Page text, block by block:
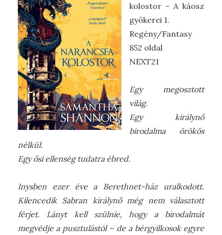
kolostor - A káosz
gyökerei 1.
Regény/Fantasy
852 oldal
NEXT21
Egy megosztott
világ.
Egy királynő
birodalma örökös
nélkül.
Egy ősi ellenség tudatra ébred.
Inysben ezer éve a Berethnet-ház uralkodott.
Kilencedik Sabran királynő még nem választott
férjet. Lányt kell szülnie, hogy a birodalmát
megvédje a pusztulástól – de a bérgyilkosok egyre